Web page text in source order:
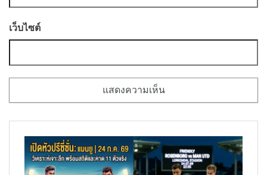
เว็บไซต์